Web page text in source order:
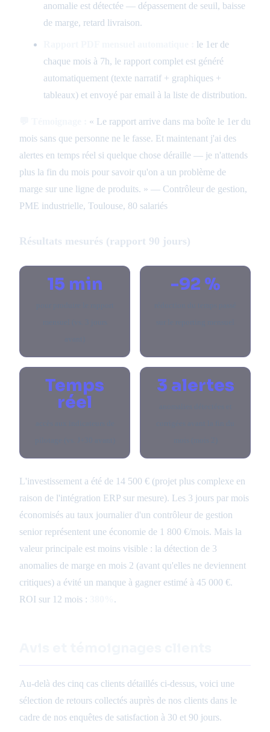
anomalie est détectée — dépassement de seuil, baisse
de marge, retard livraison.
le 1er de
chaque mois à 7h, le rapport complet est généré
automatiquement (texte narratif + graphiques +
tableaux) et envoyé par email à la liste de distribution.
« Le rapport arrive dans ma boîte le 1er du
mois sans que personne ne le fasse. Et maintenant j'ai des
alertes en temps réel si quelque chose déraille — je n'attends
plus la fin du mois pour savoir qu'on a un problème de
marge sur une ligne de produits. » — Contrôleur de gestion,
PME industrielle, Toulouse, 80 salariés
Résultats mesurés (rapport 90 jours)
15 min -92 %
Temps
réel
3 alertes
L'investissement a été de 14 500 € (projet plus complexe en
raison de l'intégration ERP sur mesure). Les 3 jours par mois
économisés au taux journalier d'un contrôleur de gestion
senior représentent une économie de 1 800 €/mois. Mais la
valeur principale est moins visible : la détection de 3
anomalies de marge en mois 2 (avant qu'elles ne deviennent
critiques) a évité un manque à gagner estimé à 45 000 €.
ROI sur 12 mois :
.
Au-delà des cinq cas clients détaillés ci-dessus, voici une
sélection de retours collectés auprès de nos clients dans le
cadre de nos enquêtes de satisfaction à 30 et 90 jours.